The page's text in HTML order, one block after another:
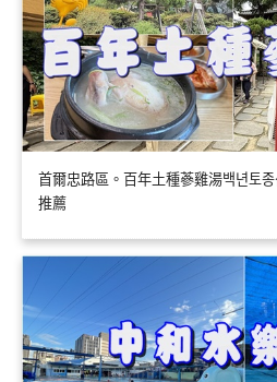
首爾忠路區。百年土種蔘雞湯백년토
推薦